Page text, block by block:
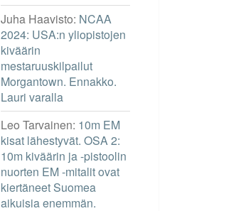
Juha Haavisto: NCAA
2024: USA:n yliopistojen
kiväärin
mestaruuskilpailut
Morgantown. Ennakko.
Lauri varalla
Leo Tarvainen: 10m EM
kisat lähestyvät. OSA 2:
10m kiväärin ja -pistoolin
nuorten EM -mitalit ovat
kiertäneet Suomea
aikuisia enemmän.